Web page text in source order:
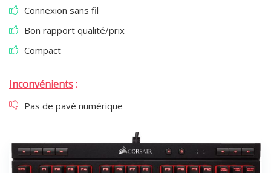
Connexion sans fil
Bon rapport qualité/prix
Compact
Inconvénients:
Pas de pavé numérique